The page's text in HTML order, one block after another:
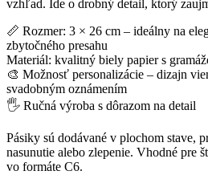
vzhľad. Ide o drobný detail, ktorý
📏 Rozmer: 3 × 26 cm – ideálny na
zbytočného presahu
Materiál: kvalitný biely papier s
🎨 Možnosť personalizácie – dizajn
svadobným oznámením
🖐️ Ručná výroba s dôrazom na detail
Pásiky sú dodávané v plochom stave,
nasunutie alebo zlepenie. Vhodné pre
vo formáte C6.